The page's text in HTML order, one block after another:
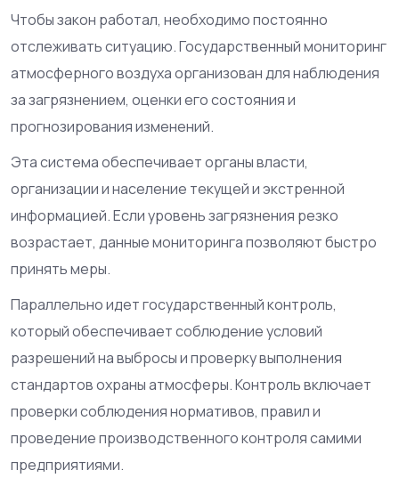
Чтобы закон работал, необходимо постоянно
отслеживать ситуацию. Государственный мониторинг
атмосферного воздуха организован для наблюдения
за загрязнением, оценки его состояния и
прогнозирования изменений.
Эта система обеспечивает органы власти,
организации и население текущей и экстренной
информацией. Если уровень загрязнения резко
возрастает, данные мониторинга позволяют быстро
принять меры.
Параллельно идетгосударственный контроль,
которыйобеспечивает соблюдение условий
разрешений на выбросы и проверку выполнения
стандартов охраны атмосферы. Контроль включает
проверки соблюдения нормативов, правил и
проведение производственного контроля самими
предприятиями.